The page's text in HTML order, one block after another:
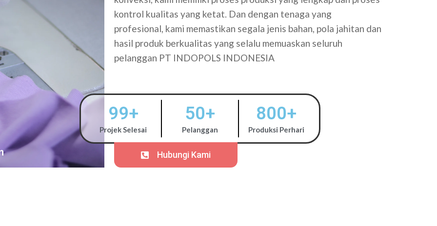
kontrol kualitas yang ketat. Dan dengan tenaga yang
profesional, kami memastikan segala jenis bahan, pola jahitan dan
hasil produk berkualitas yang selalu memuaskan seluruh
pelanggan PT INDOPOLS INDONESIA
Hubungi Kami
99+
Projek Selesai
50+
Pelanggan
800+
Produksi Perhari